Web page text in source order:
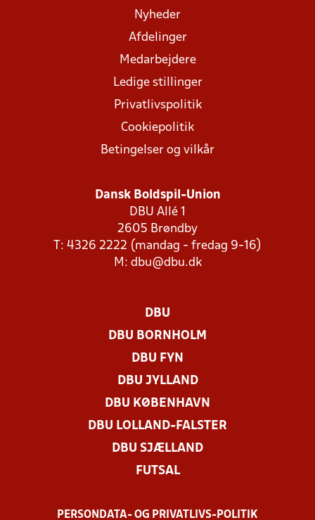
Nyheder
Afdelinger
Medarbejdere
Ledige stillinger
Privatlivspolitik
Cookiepolitik
Betingelser og vilkår
Dansk Boldspil-Union
DBU Allé 1
2605 Brøndby
T: 4326 2222 (mandag - fredag 9-16)
M: dbu@dbu.dk
DBU
DBU BORNHOLM
DBU FYN
DBU JYLLAND
DBU KØBENHAVN
DBU LOLLAND-FALSTER
DBU SJÆLLAND
FUTSAL
PERSONDATA- OG PRIVATLIVS-POLITIK